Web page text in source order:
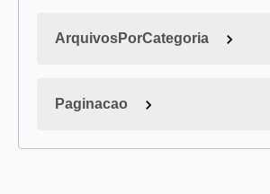
ArquivosPorCategoria
Paginacao